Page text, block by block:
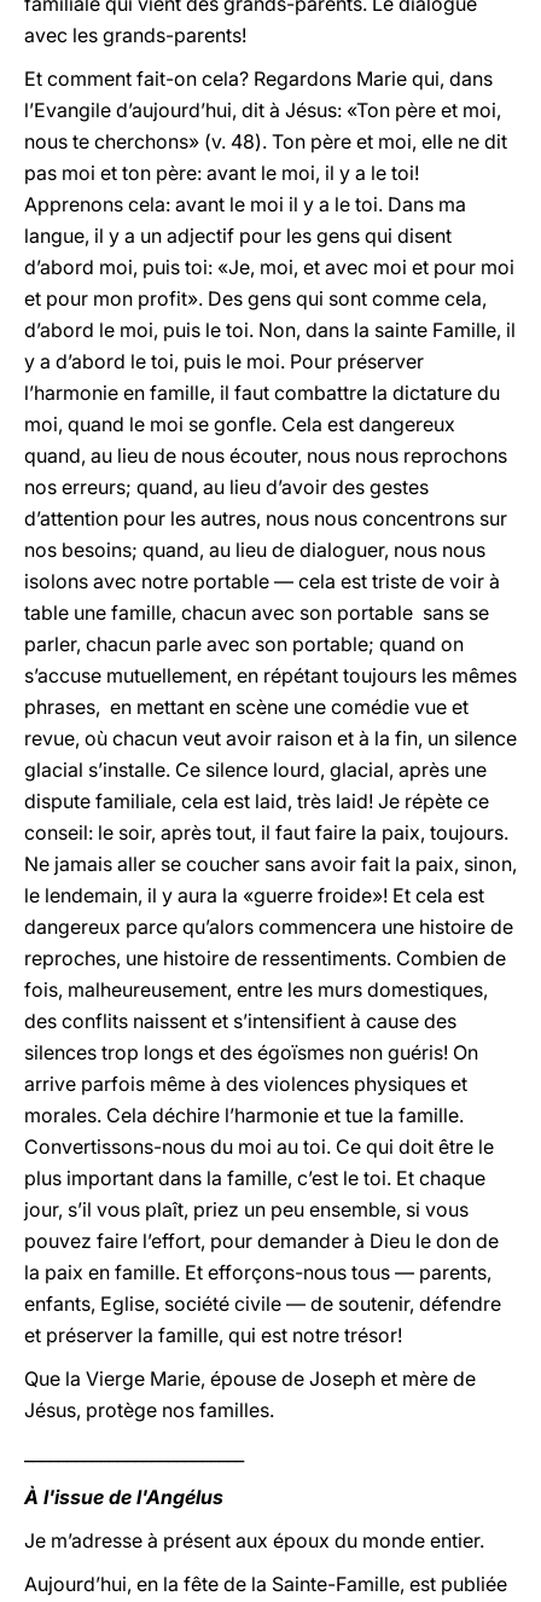
avec les grands-parents!
Et comment fait-on cela? Regardons Marie qui, dans
l’Evangile d’aujourd’hui, dit à Jésus: «Ton père et moi,
nous te cherchons» (v. 48). Ton père et moi, elle ne dit
pas moi et ton père: avant le moi, il y a le toi!
Apprenons cela: avant le moi il y a le toi. Dans ma
langue, il y a un adjectif pour les gens qui disent
d’abord moi, puis toi: «Je, moi, et avec moi et pour moi
et pour mon profit». Des gens qui sont comme cela,
d’abord le moi, puis le toi. Non, dans la sainte Famille, il
y a d’abord le toi, puis le moi. Pour préserver
l’harmonie en famille, il faut combattre la dictature du
moi, quand le moi se gonfle. Cela est dangereux
quand, au lieu de nous écouter, nous nous reprochons
nos erreurs; quand, au lieu d’avoir des gestes
d’attention pour les autres, nous nous concentrons sur
nos besoins; quand, au lieu de dialoguer, nous nous
isolons avec notre portable — cela est triste de voir à
table une famille, chacun avec son portable sans se
parler, chacun parle avec son portable; quand on
s’accuse mutuellement, en répétant toujours les mêmes
phrases, en mettant en scène une comédie vue et
revue, où chacun veut avoir raison et à la fin, un silence
glacial s’installe. Ce silence lourd, glacial, après une
dispute familiale, cela est laid, très laid! Je répète ce
conseil: le soir, après tout, il faut faire la paix, toujours.
Ne jamais aller se coucher sans avoir fait la paix, sinon,
le lendemain, il y aura la «guerre froide»! Et cela est
dangereux parce qu’alors commencera une histoire de
reproches, une histoire de ressentiments. Combien de
fois, malheureusement, entre les murs domestiques,
des conflits naissent et s’intensifient à cause des
silences trop longs et des égoïsmes non guéris! On
arrive parfois même à des violences physiques et
morales. Cela déchire l’harmonie et tue la famille.
Convertissons-nous du moi au toi. Ce qui doit être le
plus important dans la famille, c’est le toi. Et chaque
jour, s’il vous plaît, priez un peu ensemble, si vous
pouvez faire l’effort, pour demander à Dieu le don de
la paix en famille. Et efforçons-nous tous — parents,
enfants, Eglise, société civile — de soutenir, défendre
et préserver la famille, qui est notre trésor!
Que la Vierge Marie, épouse de Joseph et mère de
Jésus, protège nos familles.
À l'issue de l'Angélus
Je m’adresse à présent aux époux du monde entier.
Aujourd’hui, en la fête de la Sainte-Famille, est publiée